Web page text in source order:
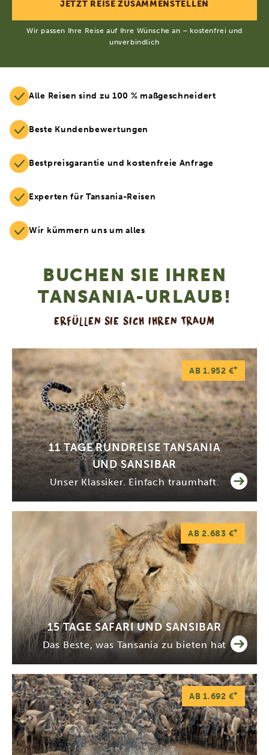
Wir passen Ihre Reise auf Ihre Wünsche an – kostenfrei und
unverbindlich
Alle Reisen sind zu 100 % maßgeschneidert
Beste Kundenbewertungen
Bestpreisgarantie und kostenfreie Anfrage
Experten für Tansania-Reisen
Wir kümmern uns um alles
BUCHEN SIE IHREN
TANSANIA-URLAUB!
ERFÜLLEN SIE SICH IHREN TRAUM
AB 1.952 €*
11 TAGE RUNDREISE TANSANIA
UND SANSIBAR
Unser Klassiker. Einfach traumhaft.
AB 2.683 €*
15 TAGE SAFARI UND SANSIBAR
Das Beste, was Tansania zu bieten hat
AB 1.692 €*